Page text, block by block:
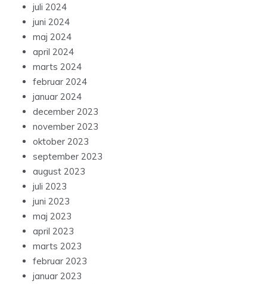
juli 2024
juni 2024
maj 2024
april 2024
marts 2024
februar 2024
januar 2024
december 2023
november 2023
oktober 2023
september 2023
august 2023
juli 2023
juni 2023
maj 2023
april 2023
marts 2023
februar 2023
januar 2023